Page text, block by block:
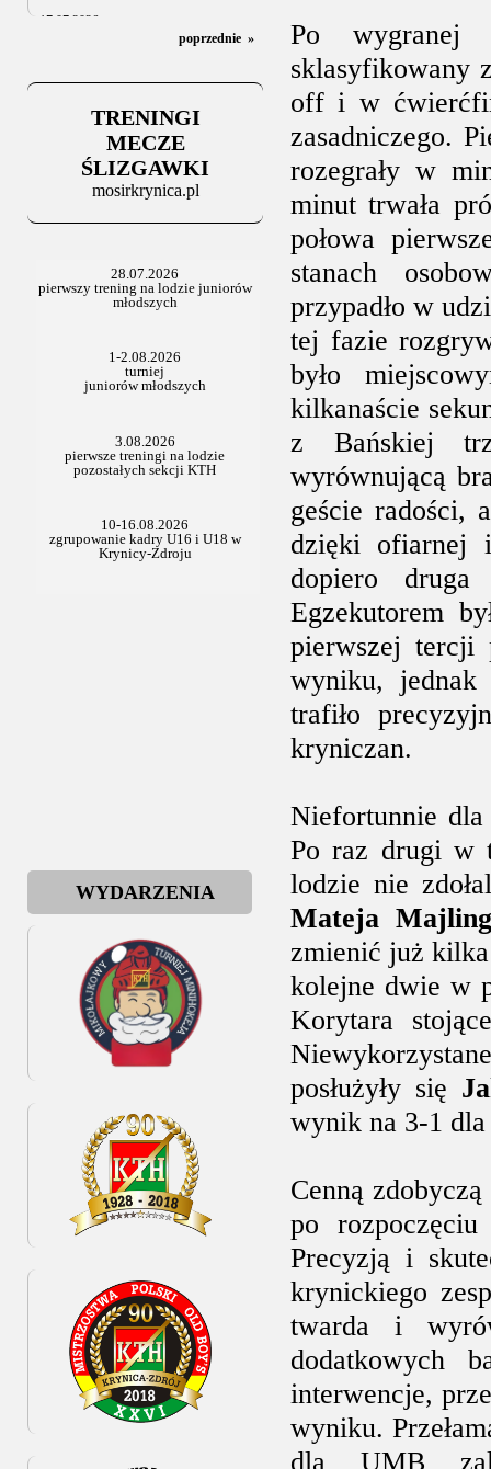
17.07.2026
U20: z kraju i z zagranicy
Za trzy tygodnie na lód
06.07.2025
Stowarzyszenie po Walnym
poprzednie »
TRENINGI
MECZE
ŚLIZGAWKI
mosirkrynica.pl
WYDARZENIA
Po wygranej
sklasyfikowany
off i w
zasadniczego.
rozegrały w
minut trwała
połowa
stanach
przypadło w
tej fazie
było
kilkanaście
z Bańskiej
wyrównującą
geście radości,
dzięki ofiarnej
dopiero
Egzekutorem
pierwszej tercji
wyniku,
trafiło
kryniczan.
Niefortunnie dla
Po raz drugi w
lodzie nie
Mateja
zmienić już
kolejne dwie w
Korytara
posłużyły się
wynik na 3-1
Cenną
po
Precyzją i
krynickiego
twarda i
dodatkowych
interwencje,
wyniku.
dla UMB